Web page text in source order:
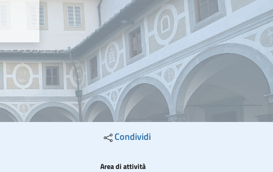
Condividi
Area di attività